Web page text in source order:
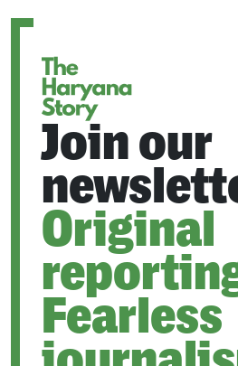
Join our
Original
Fearless